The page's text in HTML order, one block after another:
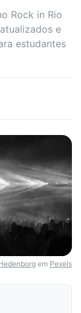
Rock in Rio
e
estudantes
em Pexels